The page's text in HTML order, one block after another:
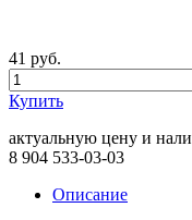
41 руб.
Купить
актуальную цену и
8 904 533-03-03
Описание